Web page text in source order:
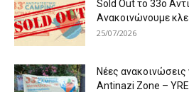
Sold Out το 33ο
Ανακοινώνουμε
25/07/2026
Νέες ανακοινώσεις
Antinazi Zone –